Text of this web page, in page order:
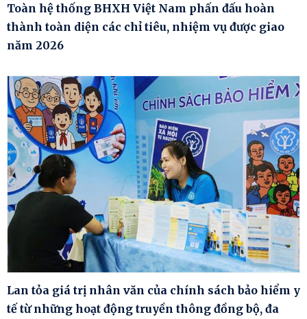
Toàn hệ thống BHXH Việt Nam phấn đấu hoàn
thành toàn diện các chỉ tiêu, nhiệm vụ được giao
năm 2026
Lan tỏa giá trị nhân văn của chính sách bảo hiểm y
tế từ những hoạt động truyền thông đồng bộ, đa